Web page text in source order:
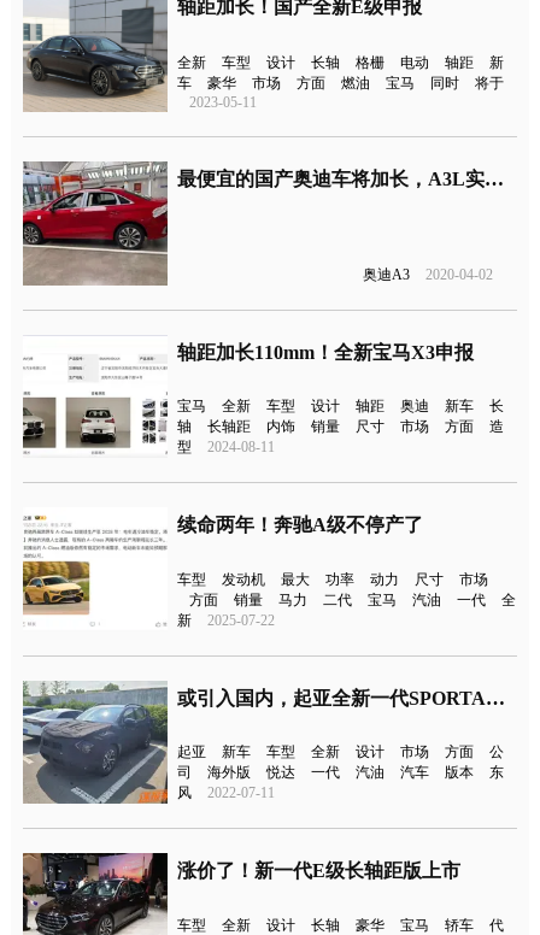
轴距加长！国产全新E级申报
全新 车型 设计 长轴 格栅 电动 轴距
新
车
豪华 市场 方面 燃油 宝马 同时
将于
2023-05-11
最便宜的国产奥迪车将加长，A3L实车图曝光
奥迪A3 2020-04-02
轴距加长110mm！全新宝马X3申报
宝马 全新 车型 设计 轴距 奥迪 新车
长
轴
长轴距 内饰 销量 尺寸 市场 方面
造
型
2024-08-11
续命两年！奔驰A级不停产了
车型 发动机 最大 功率 动力 尺寸
市场
方面
销量 马力 二代 宝马 汽油 一代
全
新
2025-07-22
或引入国内，起亚全新一代SPORTAGE谍照曝光
起亚 新车 车型 全新 设计 市场 方面
公
司
海外版 悦达 一代 汽油 汽车 版本
东
风
2022-07-11
涨价了！新一代E级长轴距版上市
车型 全新 设计 长轴 豪华 宝马 轿车
代